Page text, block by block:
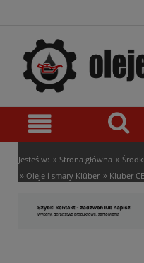
Jesteś w: » Strona główna »
» Oleje i smary Klüber » Kluber